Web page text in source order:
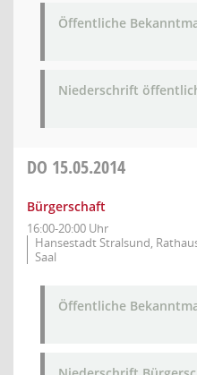
Öffentliche
Niederschrift
DO 15.05.2014
Bürgerschaft
16:00-20:00 Uhr
Hansestadt Stralsund,
Saal
Öffentliche